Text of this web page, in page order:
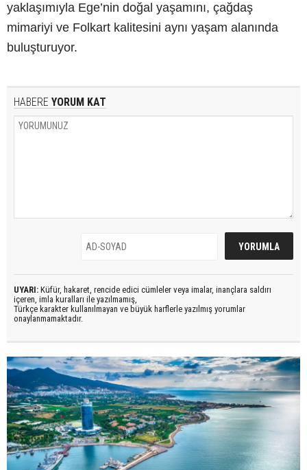
yaklaşımıyla Ege’nin doğal yaşamını, çağdaş
mimariyi ve Folkart kalitesini aynı yaşam alanında
buluşturuyor.
HABERE YORUM KAT
UYARI: Küfür, hakaret, rencide edici cümleler veya imalar, inançlara saldırı
içeren, imla kuralları ile yazılmamış,
Türkçe karakter kullanılmayan ve büyük harflerle yazılmış yorumlar
onaylanmamaktadır.